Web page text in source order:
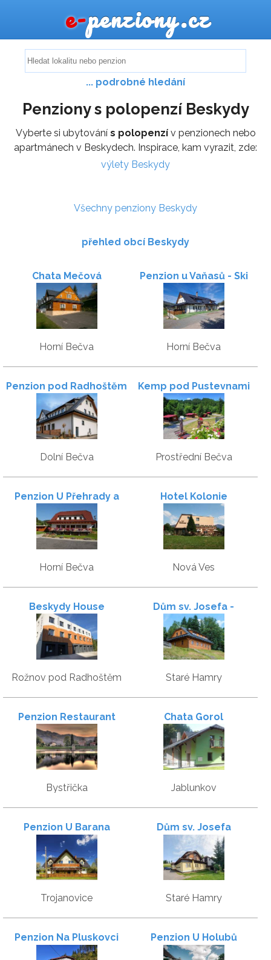
e-penziony.cz
... podrobné hledání
Penziony s polopenzí Beskydy
Vyberte si ubytování s polopenzív penzionech nebo
apartmánech v Beskydech. Inspirace, kam vyrazit, zde:
výlety Beskydy
Všechny penziony Beskydy
přehled obcí Beskydy
Chata Mečová
Horní Bečva
Penzion u Vaňasů - Ski
areál Rališka
Horní Bečva
Penzion pod Radhoštěm
u Maléřů
Dolní Bečva
Kemp pod Pustevnami
Prostřední Bečva
Penzion U Přehrady a
chatky
Horní Bečva
Hotel Kolonie
Nová Ves
Beskydy House
Rožnov pod Radhoštěm
Dům sv. Josefa -
dřevěnice
Staré Hamry
Penzion Restaurant
OÁZA Bystřička přehrada
Bystřička
Chata Gorol
Jablunkov
Penzion U Barana
Trojanovice
Dům sv. Josefa
Staré Hamry
Penzion Na Pluskovci Penzion U Holubů